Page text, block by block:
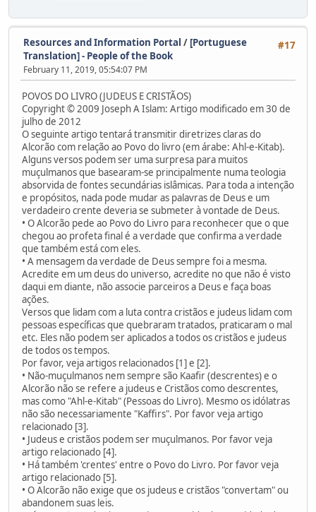
#17
Resources and Information Portal / [Portuguese
Translation] - People of the Book
February 11, 2019, 05:54:07 PM
POVOS DO LIVRO (JUDEUS E CRISTÃOS)
Copyright © 2009 Joseph A Islam: Artigo modificado em 30 de
julho de 2012
O seguinte artigo tentará transmitir diretrizes claras do
Alcorão com relação ao Povo do livro (em árabe: Ahl-e-Kitab).
Alguns versos podem ser uma surpresa para muitos
muçulmanos que basearam-se principalmente numa teologia
absorvida de fontes secundárias islâmicas. Para toda a intenção
e propósitos, nada pode mudar as palavras de Deus e um
verdadeiro crente deveria se submeter à vontade de Deus.
• O Alcorão pede ao Povo do Livro para reconhecer que o que
chegou ao profeta final é a verdade que confirma a verdade
que também está com eles.
• A mensagem da verdade de Deus sempre foi a mesma.
Acredite em um deus do universo, acredite no que não é visto
daqui em diante, não associe parceiros a Deus e faça boas
ações.
Versos que lidam com a luta contra cristãos e judeus lidam com
pessoas específicas que quebraram tratados, praticaram o mal
etc. Eles não podem ser aplicados a todos os cristãos e judeus
de todos os tempos.
Por favor, veja artigos relacionados [1] e [2].
• Não-muçulmanos nem sempre são Kaafir (descrentes) e o
Alcorão não se refere a judeus e Cristãos como descrentes,
mas como "Ahl-e-Kitab" (Pessoas do Livro). Mesmo os idólatras
não são necessariamente "Kaffirs". Por favor veja artigo
relacionado [3].
• Judeus e cristãos podem ser muçulmanos. Por favor veja
artigo relacionado [4].
• Há também 'crentes' entre o Povo do Livro. Por favor veja
artigo relacionado [5].
• O Alcorão não exige que os judeus e cristãos "convertam" ou
abandonem suas leis.